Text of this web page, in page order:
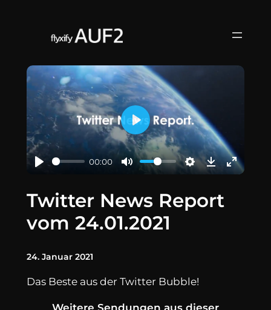
springen
00:00
Play
Twitter News Report
vom 24.01.2021
24. Januar 2021
Das Beste aus der Twitter Bubble!
Weitere Sendungen aus dieser